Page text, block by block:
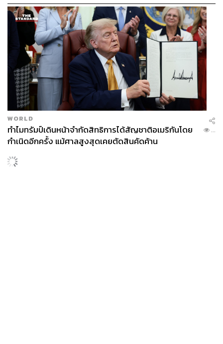
WORLD
ทำไมทรัมป์เดินหน้าจำกัดสิทธิการได้สัญชาติอเมริกันโดย
กำเนิดอีกครั้ง แม้ศาลสูงสุดเคยตัดสินคัดค้าน
...